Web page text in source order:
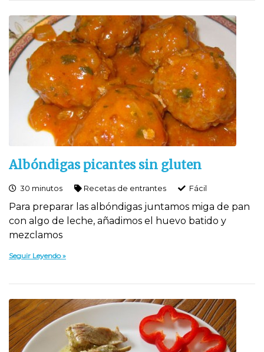
Albóndigas picantes sin gluten
30 minutos Recetas de entrantes Fácil
Para preparar las albóndigas juntamos miga de pan
con algo de leche, añadimos el huevo batido y
mezclamos
Seguir Leyendo